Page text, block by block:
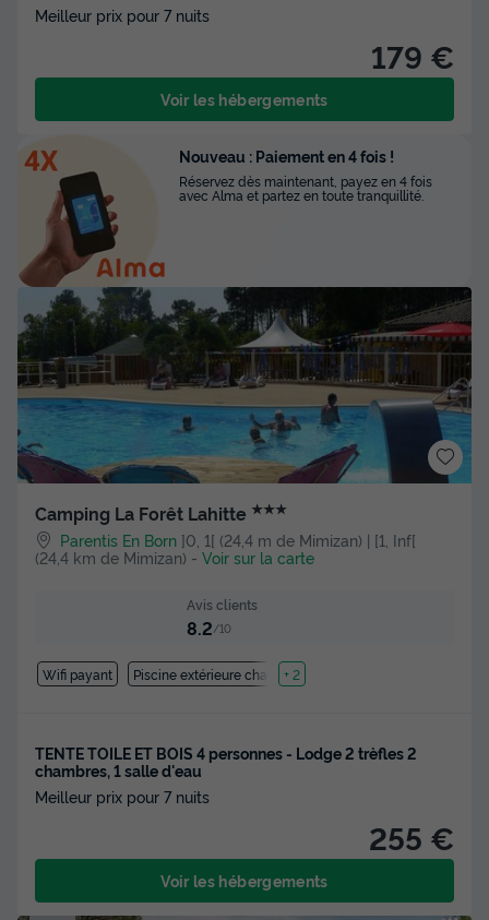
Meilleur prix pour 7 nuits
179 €
Voir les hébergements
Camping La Forêt Lahitte ★★★
Parentis En Born ]0, 1[ (24,4 m de Mimizan) | [1, Inf[
(24,4 km de Mimizan) - Voir sur la carte
Avis clients
8.2/10
Wifi payant Piscine extérieure chauffée
+ 2
TENTE TOILE ET BOIS 4 personnes - Lodge 2 trèfles 2
chambres, 1 salle d'eau
Meilleur prix pour 7 nuits
255 €
Voir les hébergements
Nouveau : Paiement en 4 fois !
Réservez dès maintenant, payez en 4 fois
avec Alma et partez en toute tranquillité.